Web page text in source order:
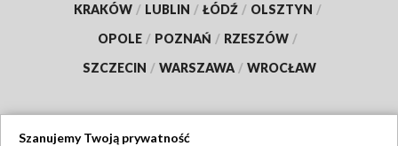
KRAKÓW / LUBLIN / ŁÓDŹ / OLSZTYN /
OPOLE / POZNAŃ / RZESZÓW /
SZCZECIN / WARSZAWA / WROCŁAW
Szanujemy Twoją prywatność